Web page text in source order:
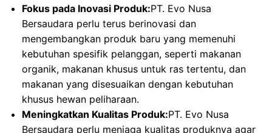
Fokus pada Inovasi Produk:PT. Evo Nusa
Bersaudara perlu terus berinovasi dan
mengembangkan produk baru yang memenuhi
kebutuhan spesifik pelanggan, seperti makanan
organik, makanan khusus untuk ras tertentu, dan
makanan yang disesuaikan dengan kebutuhan
khusus hewan peliharaan.
Meningkatkan Kualitas Produk:PT. Evo Nusa
Bersaudara perlu menjaga kualitas produknya agar